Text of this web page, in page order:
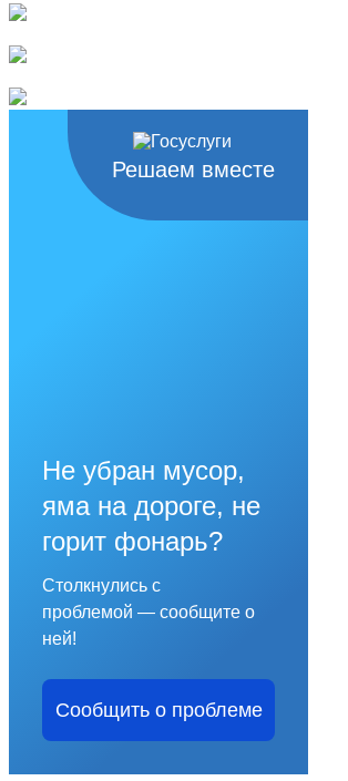
Решаем вместе
Не убран мусор,
яма на дороге, не
горит фонарь?
Столкнулись с
проблемой — сообщите о
ней!
Сообщить о проблеме